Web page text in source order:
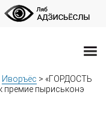
Иворъёс > «ГОРДОСТЬ
премие пыриськонэ